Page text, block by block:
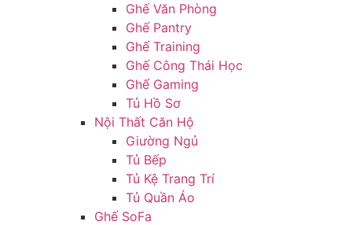
Ghế Văn Phòng
Ghế Pantry
Ghế Training
Ghế Công Thái Học
Ghế Gaming
Tủ Hồ Sơ
Nội Thất Căn Hộ
Giường Ngủ
Tủ Bếp
Tủ Kệ Trang Trí
Tủ Quần Áo
Ghế SoFa